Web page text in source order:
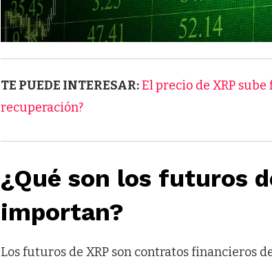
TE PUEDE INTERESAR:El precio de XRP
recuperación?
¿Qué son los futuros
importan?
Los futuros de XRP son contratos financieros